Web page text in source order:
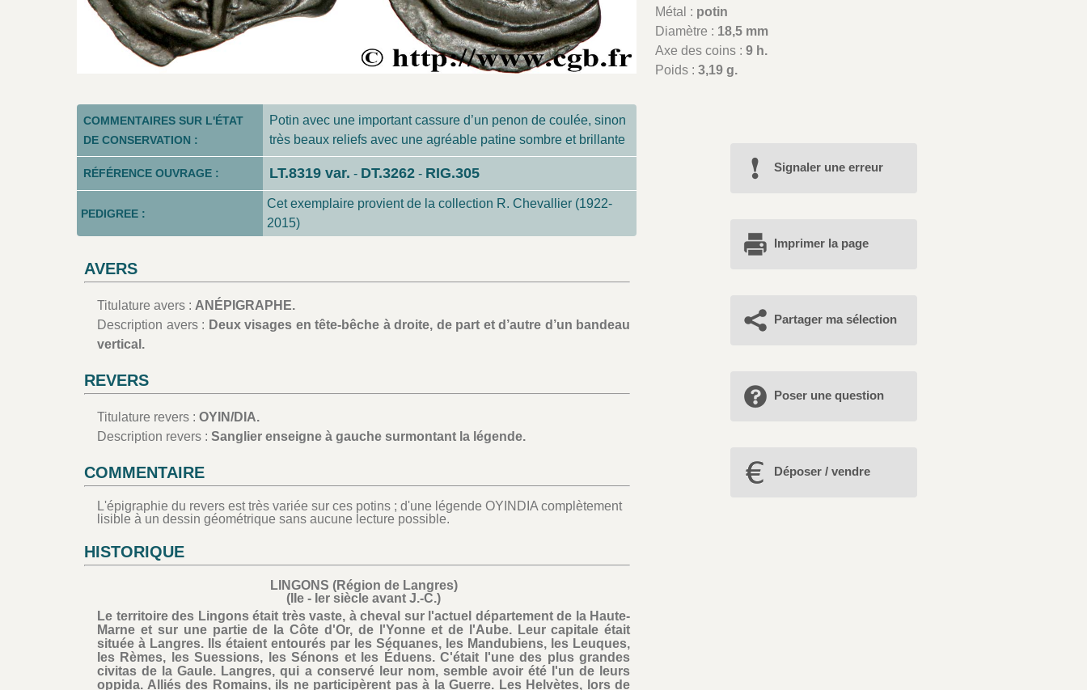
Métal : potin
Diamètre : 18,5 mm
Axe des coins :9 h.
Poids :3,19 g.
COMMENTAIRES SUR L'ÉTAT
DE CONSERVATION :
Potin avec une important cassure d’un penon de coulée, sinon
très beaux reliefs avec une agréable patine sombre et brillante
RÉFÉRENCE OUVRAGE : LT.8319 var. - DT.3262 - RIG.305
PEDIGREE :
Cet exemplaire provient de la collection R. Chevallier (1922-
2015)
AVERS
Titulature avers : ANÉPIGRAPHE.
Description avers : Deux visages en tête-bêche à droite, de part et d’autre d’un bandeau
vertical.
REVERS
Titulature revers : OYIN/DIA.
Description revers : Sanglier enseigne à gauche surmontant la légende.
COMMENTAIRE
L'épigraphie du revers est très variée sur ces potins ; d'une légende OYINDIA complètement
lisible à un dessin géométrique sans aucune lecture possible.
HISTORIQUE
LINGONS (Région de Langres)
(IIe - Ier siècle avant J.-C.)
Le territoire des Lingons était très vaste, à cheval sur l'actuel département de la Haute-
Marne et sur une partie de la Côte d'Or, de l'Yonne et de l'Aube. Leur capitale était
située à Langres. Ils étaient entourés par les Séquanes, les Mandubiens, les Leuques,
les Rèmes, les Suessions, les Sénons et les Éduens. C'était l'une des plus grandes
civitas de la Gaule. Langres, qui a conservé leur nom, semble avoir été l'un de leurs
oppida. Alliés des Romains, ils ne participèrent pas à la Guerre. Les Helvètes, lors de
Signaler une erreur
Imprimer la page
Partager ma sélection
Poser une question
Déposer / vendre